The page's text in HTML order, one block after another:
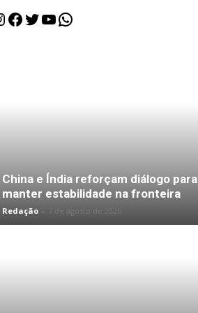
Facebook
Twitter
Youtube
WhatsApp
China e Índia reforçam diálogo para
manter estabilidade na fronteira
Redação - 7 de agosto de 2026